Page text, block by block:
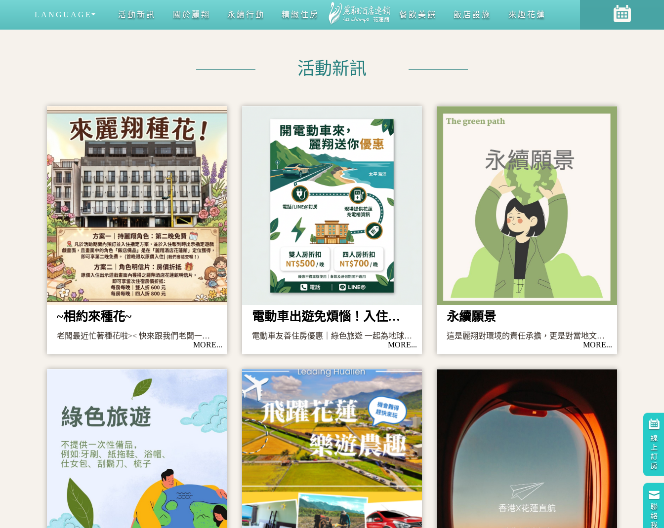
LANGUAGE 活動新訊 關於麗翔 永續行動 精緻住房
杜樂麗豪華雙床房
餐飲美饌 飯店設施 來趣花蓮
活動新訊
~相約來種花~
⽼闆最近忙著種花啦>< 快來跟我們⽼闆⼀起搜集「飯店備品」系列的角色！！ 麗翔酒店 發送一封MAIL邀請您⼀起來麗翔種花！ 我們⼀起來⼀趟⼜可愛⼜有記憶的旅程><
MORE...
電動車出遊免煩惱！入住麗翔享專屬折扣
電動車友善住房優惠｜綠色旅遊 一起為地球充電
MORE...
永續願景
這是麗翔對環境的責任承擔，更是對當地文化的尊重和珍視。
MORE...